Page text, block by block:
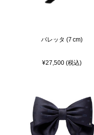
バレッタ (7 cm)
¥27,500 (税込)